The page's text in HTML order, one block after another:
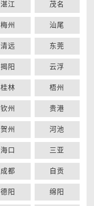
湛江 茂名
梅州 汕尾
清远 东莞
揭阳 云浮
桂林 梧州
钦州 贵港
贺州 河池
海口 三亚
成都 自贡
德阳 绵阳